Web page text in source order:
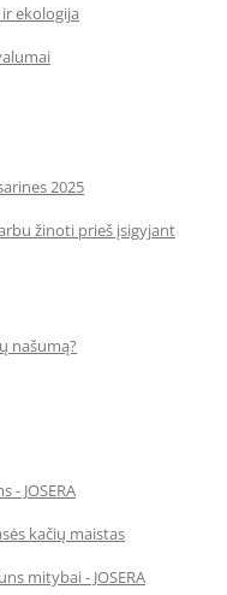
ekologija
2025
žinoti prieš įsigyjant
našumą?
JOSERA
kačių maistas
mitybai - JOSERA